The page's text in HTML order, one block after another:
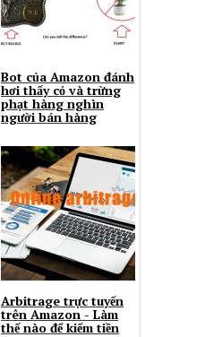
Bot của Amazon đánh
hơi thấy cỏ và trừng
phạt hàng nghìn
người bán hàng
Arbitrage trực tuyến
trên Amazon - Làm
thế nào để kiếm tiền